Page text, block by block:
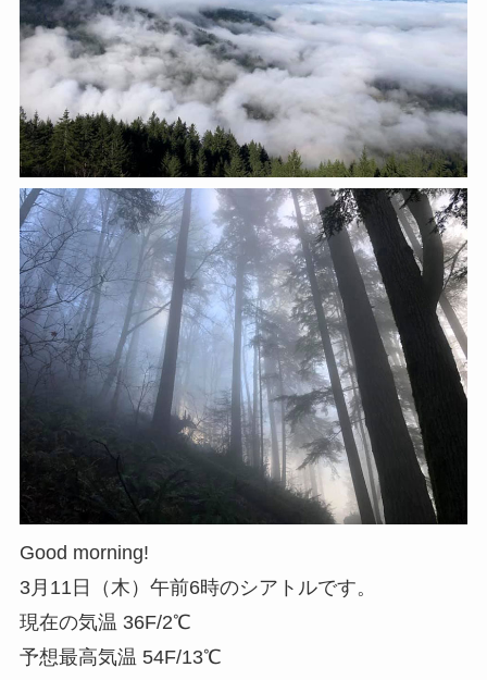
Good morning!
3月11日（木）午前6時のシアトルです。
現在の気温 36F/2℃
予想最高気温 54F/13℃